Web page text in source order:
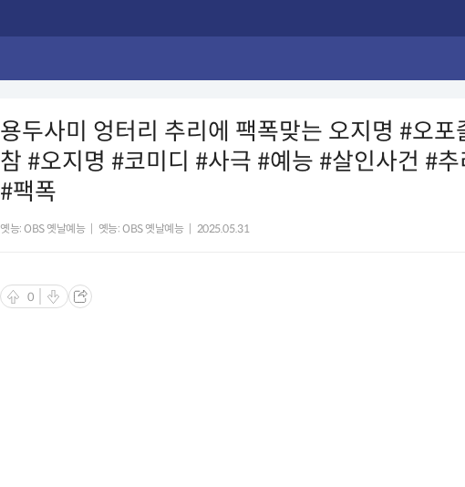
용두사미 엉터리 추리에 팩폭맞는 오지명 #오포
참 #오지명 #코미디 #사극 #예능 #살인사건 #추
#팩폭
옛능: OBS 옛날예능 옛능: OBS 옛날예능 2025.05.31
0